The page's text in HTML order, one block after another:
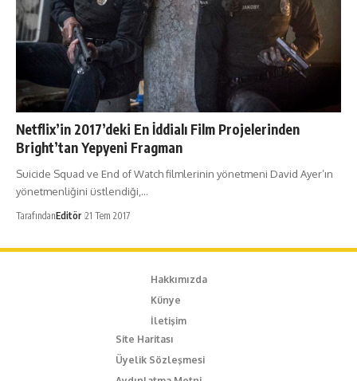
Netflix’in 2017’deki En İddialı Film Projelerinden
Bright’tan Yepyeni Fragman
Suicide Squad ve End of Watch filmlerinin yönetmeni David Ayer’ın
yönetmenliğini üstlendiği,…
TarafındanEditör 21 Tem 2017
Hakkımızda
Künye
İletişim
Site Haritası
Üyelik Sözleşmesi